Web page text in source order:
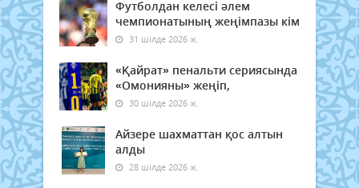
Футболдан келесі әлем
чемпионатының жеңімпазы кім
31 шілде 2026 ж.
«Қайрат» пенальти сериясында
«Омонияны» жеңіп,
30 шілде 2026 ж.
Айзере шахматтан қос алтын
алды
28 шілде 2026 ж.